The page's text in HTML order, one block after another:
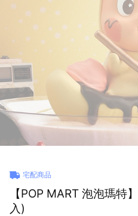
宅配商品
【POP MART 泡泡瑪特
入)